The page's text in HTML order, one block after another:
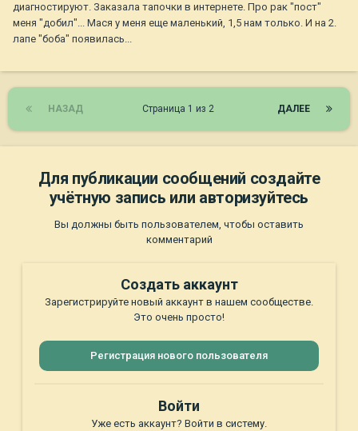
диагностируют. Заказала тапочки в интернете. Про рак "пост"
меня "добил"... Мася у меня еще маленький, 1,5 нам только. И на 2.
лапе "боба" появилась...
НАЗАД ДАЛЕЕ
Страница 1 из 2
Для публикации сообщений создайте
учётную запись или авторизуйтесь
Вы должны быть пользователем, чтобы оставить
комментарий
Создать аккаунт
Зарегистрируйте новый аккаунт в нашем сообществе.
Это очень просто!
Регистрация нового пользователя
Войти
Уже есть аккаунт? Войти в систему.